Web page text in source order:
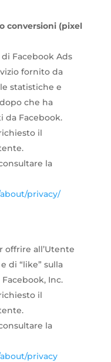
conversioni (pixel
Facebook Ads
fornito da
statistiche e
che ha
da Facebook.
il
la
privacy/
offrire all’Utente
di “like” sulla
Inc.
il
la
privacy